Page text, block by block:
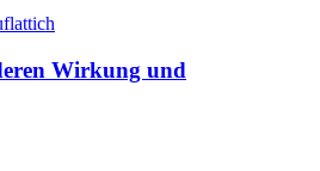
Wirkung und